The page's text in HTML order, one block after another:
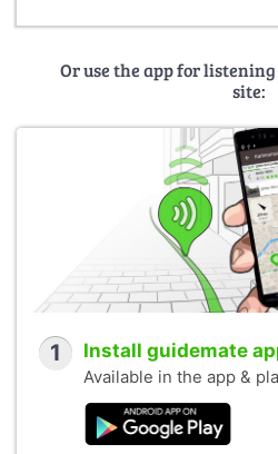
Or use the app for
site:
1 Install guidemate
Available in the app &